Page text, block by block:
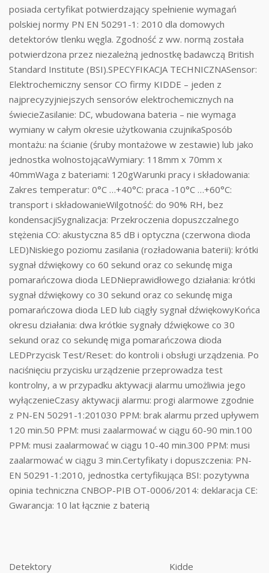
posiada certyfikat potwierdzający spełnienie wymagań
polskiej normy PN EN 50291-1: 2010 dla domowych
detektorów tlenku węgla. Zgodność z ww. normą została
potwierdzona przez niezależną jednostkę badawczą British
Standard Institute (BSI).SPECYFIKACJA TECHNICZNASensor:
Elektrochemiczny sensor CO firmy KIDDE – jeden z
najprecyzyjniejszych sensorów elektrochemicznych na
świecieZasilanie: DC, wbudowana bateria – nie wymaga
wymiany w całym okresie użytkowania czujnikaSposób
montażu: na ścianie (śruby montażowe w zestawie) lub jako
jednostka wolnostojącaWymiary: 118mm x 70mm x
40mmWaga z bateriami: 120gWarunki pracy i składowania:
Zakres temperatur: 0°C …+40°C: praca -10°C …+60°C:
transport i składowanieWilgotność: do 90% RH, bez
kondensacjiSygnalizacja: Przekroczenia dopuszczalnego
stężenia CO: akustyczna 85 dB i optyczna (czerwona dioda
LED)Niskiego poziomu zasilania (rozładowania baterii): krótki
sygnał dźwiękowy co 60 sekund oraz co sekundę miga
pomarańczowa dioda LEDNieprawidłowego działania: krótki
sygnał dźwiękowy co 30 sekund oraz co sekundę miga
pomarańczowa dioda LED lub ciągły sygnał dźwiękowyKońca
okresu działania: dwa krótkie sygnały dźwiękowe co 30
sekund oraz co sekundę miga pomarańczowa dioda
LEDPrzycisk Test/Reset: do kontroli i obsługi urządzenia. Po
naciśnięciu przycisku urządzenie przeprowadza test
kontrolny, a w przypadku aktywacji alarmu umożliwia jego
wyłączenieCzasy aktywacji alarmu: progi alarmowe zgodnie
z PN-EN 50291-1:201030 PPM: brak alarmu przed upływem
120 min.50 PPM: musi zaalarmować w ciągu 60-90 min.100
PPM: musi zaalarmować w ciągu 10-40 min.300 PPM: musi
zaalarmować w ciągu 3 min.Certyfikaty i dopuszczenia: PN-
EN 50291-1:2010, jednostka certyfikująca BSI: pozytywna
opinia techniczna CNBOP-PIB OT-0006/2014: deklaracja CE:
Gwarancja: 10 lat łącznie z baterią
Detektory Kidde